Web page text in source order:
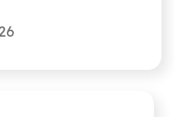
de
a recuperar